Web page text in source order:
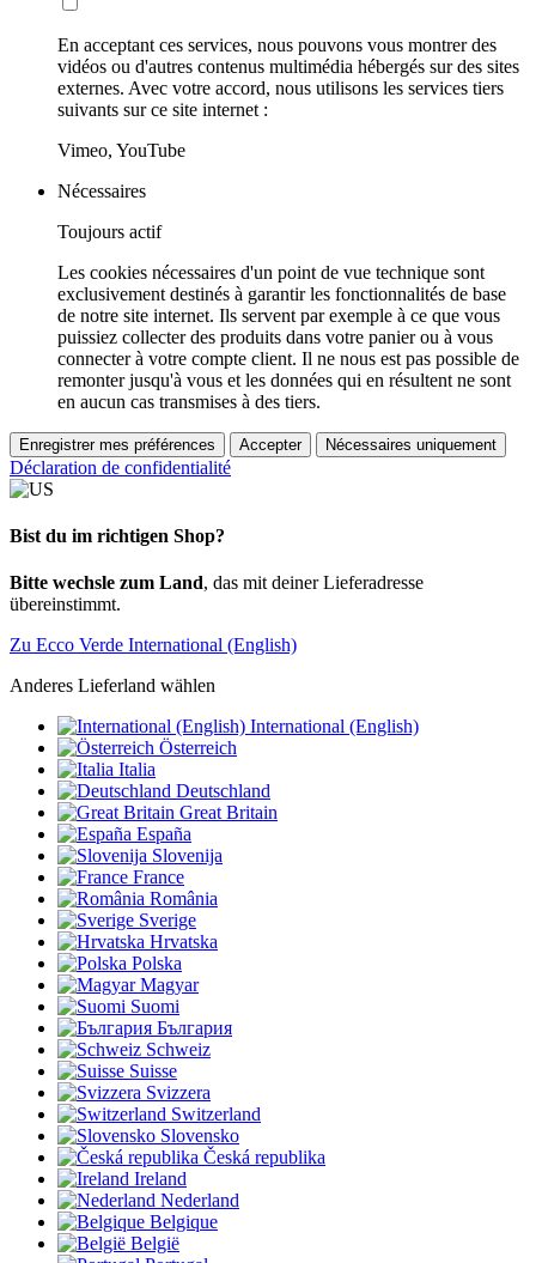
En acceptant ces services, nous pouvons vous montrer des
vidéos ou d'autres contenus multimédia hébergés sur des sites
externes. Avec votre accord, nous utilisons les services tiers
suivants sur ce site internet :
Vimeo, YouTube
Nécessaires
Toujours actif
Les cookies nécessaires d'un point de vue technique sont
exclusivement destinés à garantir les fonctionnalités de base
de notre site internet. Ils servent par exemple à ce que vous
puissiez collecter des produits dans votre panier ou à vous
connecter à votre compte client. Il ne nous est pas possible de
remonter jusqu'à vous et les données qui en résultent ne sont
en aucun cas transmises à des tiers.
Enregistrer mes préférences Accepter Nécessaires uniquement
Déclaration de confidentialité
Bist du im richtigen Shop?
Bitte wechsle zum Land, das mit deiner Lieferadresse
übereinstimmt.
Zu Ecco Verde International (English)
Anderes Lieferland wählen
International (English)
Österreich
Italia
Deutschland
Great Britain
España
Slovenija
France
România
Sverige
Hrvatska
Polska
Magyar
Suomi
България
Schweiz
Suisse
Svizzera
Switzerland
Slovensko
Česká republika
Ireland
Nederland
Belgique
België